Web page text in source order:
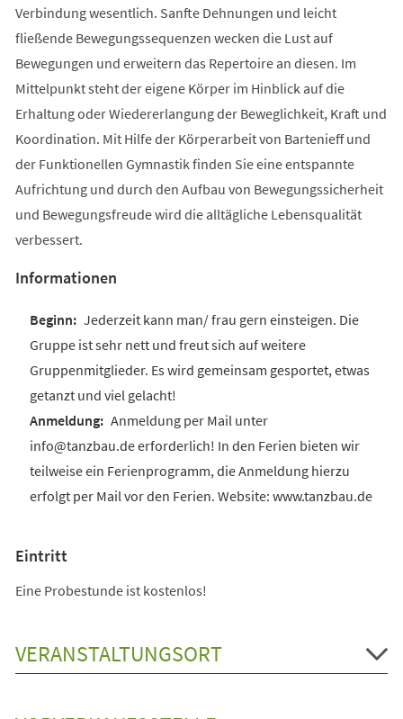
Verbindung wesentlich. Sanfte Dehnungen und leicht
fließende Bewegungssequenzen wecken die Lust auf
Bewegungen und erweitern das Repertoire an diesen. Im
Mittelpunkt steht der eigene Körper im Hinblick auf die
Erhaltung oder Wiedererlangung der Beweglichkeit, Kraft und
Koordination. Mit Hilfe der Körperarbeit von Bartenieff und
der Funktionellen Gymnastik finden Sie eine entspannte
Aufrichtung und durch den Aufbau von Bewegungssicherheit
und Bewegungsfreude wird die alltägliche Lebensqualität
verbessert.
Informationen
Jederzeit kann man/ frau gern einsteigen. Die
Gruppe ist sehr nett und freut sich auf weitere
Gruppenmitglieder. Es wird gemeinsam gesportet, etwas
getanzt und viel gelacht!
Anmeldung per Mail unter
info@tanzbau.de erforderlich! In den Ferien bieten wir
teilweise ein Ferienprogramm, die Anmeldung hierzu
erfolgt per Mail vor den Ferien. Website: www.tanzbau.de
Eintritt
Eine Probestunde ist kostenlos!
VERANSTALTUNGSORT